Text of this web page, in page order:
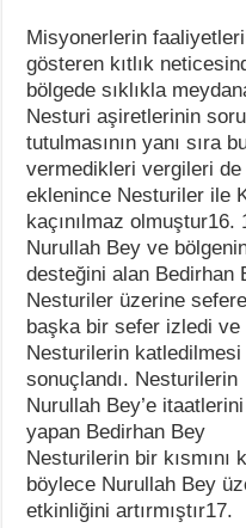
Misyonerlerin faaliyetleri
gösteren kıtlık
bölgede sıklıkla
Nesturi aşiretlerinin
tutulmasının yanı sıra
vermedikleri vergileri de
eklenince Nesturiler ile
kaçınılmaz olmuştur16.
Nurullah Bey ve
desteğini alan Bedirhan
Nesturiler üzerine
başka bir sefer izledi ve
Nesturilerin
sonuçlandı. Nesturilerin
Nurullah Bey’e
yapan Bedirhan Bey
Nesturilerin bir kısmını
böylece Nurullah Bey
etkinliğini artırmıştır17.